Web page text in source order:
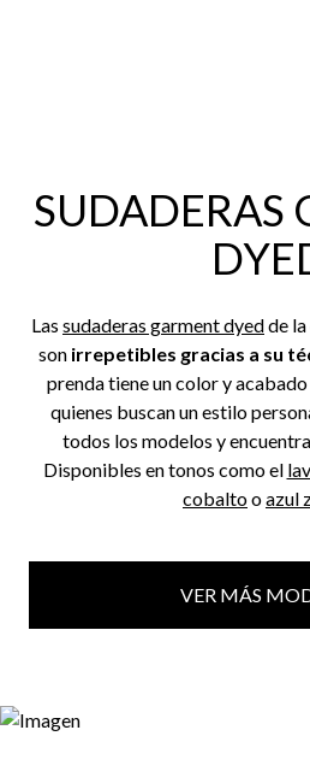
SUDADERAS
Las sudaderas garment dyedde
son irrepetibles gracias a su
prenda tiene un color y
quienes buscan un estilo
todos los modelos y
Disponibles en tonos como el
cobaltooazul
VER MÁS